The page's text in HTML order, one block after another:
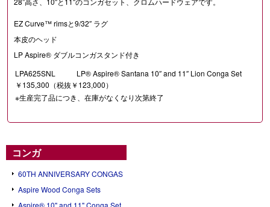
EZ Curve™ rimsと9/32″ ラグ
本皮のヘッド
LP Aspire® ダブルコンガスタンド付き
LPA625SNL
LP® Aspire® Santana 10″ and 11″ Lion Conga Set
￥135,300（税抜￥123,000）
※生産完了品につき、在庫がなくなり次第終了
コンガ
60TH ANNIVERSARY CONGAS
Aspire Wood Conga Sets
Aspire® 10" and 11" Conga Set